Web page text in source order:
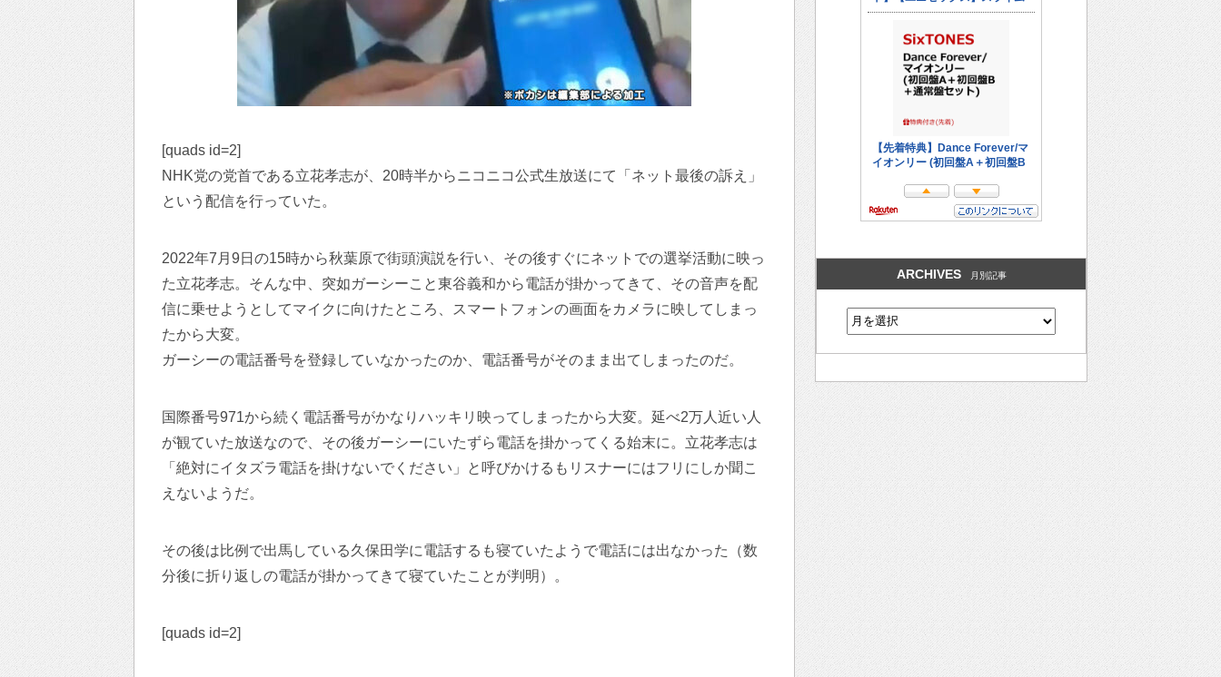
[quads id=2]
NHK党の党首である立花孝志が、20時半からニコニコ公式生放送にて「ネット最後の訴え」
という配信を行っていた。
2022年7月9日の15時から秋葉原で街頭演説を行い、その後すぐにネットでの選挙活動に映っ
た立花孝志。そんな中、突如ガーシーこと東谷義和から電話が掛かってきて、その音声を配
信に乗せようとしてマイクに向けたところ、スマートフォンの画面をカメラに映してしまっ
たから大変。
ガーシーの電話番号を登録していなかったのか、電話番号がそのまま出てしまったのだ。
国際番号971から続く電話番号がかなりハッキリ映ってしまったから大変。延べ2万人近い人
が観ていた放送なので、その後ガーシーにいたずら電話を掛かってくる始末に。立花孝志は
「絶対にイタズラ電話を掛けないでください」と呼びかけるもリスナーにはフリにしか聞こ
えないようだ。
その後は比例で出馬している久保田学に電話するも寝ていたようで電話には出なかった（数
分後に折り返しの電話が掛かってきて寝ていたことが判明）。
[quads id=2]
ARCHIVES 月別記事